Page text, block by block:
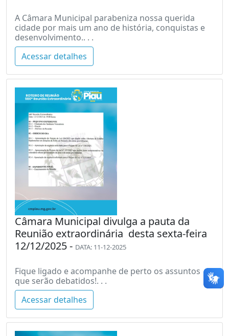
A Câmara Municipal parabeniza nossa querida
cidade por mais um ano de história, conquistas e
desenvolvimento.. . .
Acessar detalhes
Câmara Municipal divulga a pauta da
Reunião extraordinária desta sexta-feira
12/12/2025 - DATA: 11-12-2025
Fique ligado e acompanhe de perto os assuntos
que serão debatidos!. . .
Acessar detalhes